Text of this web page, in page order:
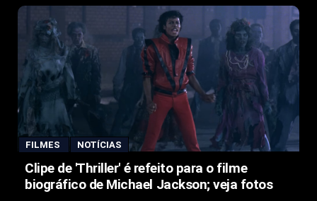
FILMES NOTÍCIAS
Clipe de 'Thriller' é refeito para o filme
biográfico de Michael Jackson; veja fotos